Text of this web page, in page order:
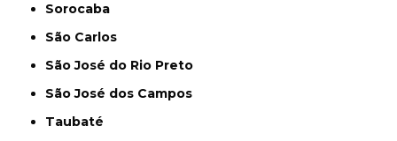
Sorocaba
São Carlos
São José do Rio Preto
São José dos Campos
Taubaté